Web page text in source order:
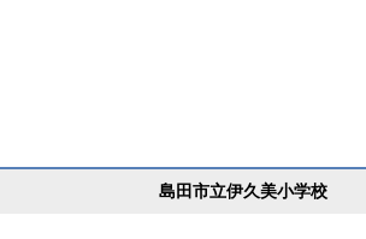
島田市立伊久美小学校